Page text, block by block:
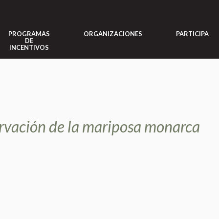
PROGRAMAS
DE
INCENTIVOS
ORGANIZACIONES PARTICIPA
de la mariposa monarca